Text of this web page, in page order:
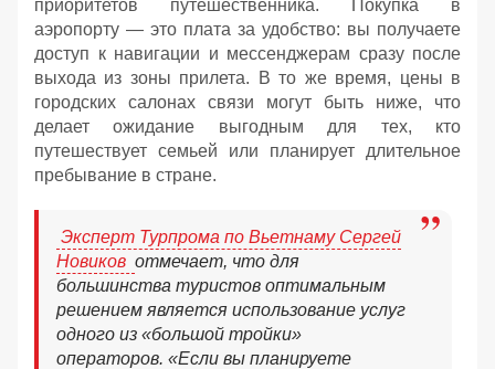
приоритетов путешественника. Покупка в
аэропорту — это плата за удобство: вы получаете
доступ к навигации и мессенджерам сразу после
выхода из зоны прилета. В то же время, цены в
городских салонах связи могут быть ниже, что
делает ожидание выгодным для тех, кто
путешествует семьей или планирует длительное
пребывание в стране.
Эксперт Турпрома по Вьетнаму Сергей
Новиков отмечает, что для
большинства туристов оптимальным
решением является использование услуг
одного из «большой тройки»
операторов. «Если вы планируете